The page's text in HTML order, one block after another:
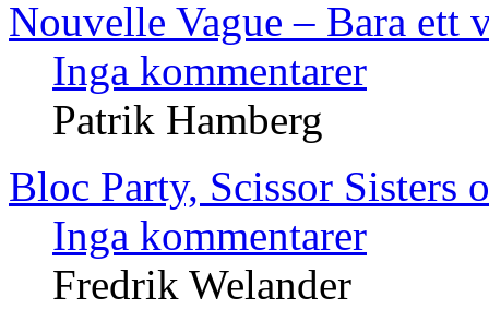
Nouvelle Vague – Bara ett
Inga kommentarer
Patrik Hamberg
Bloc Party, Scissor Sisters
Inga kommentarer
Fredrik Welander